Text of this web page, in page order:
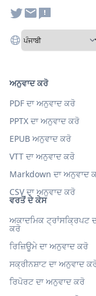
ਵਰਤੋਂ ਦੇ ਕੇਸ
ਅਕਾਦਮਿਕ ਟ੍ਰਾਂਸਕ੍ਰਿਪਟ
ਕਰੋ
ਰਿਜ਼ਿਊਮੇ ਦਾ ਅਨੁਵਾਦ ਕਰੋ
ਸਕ੍ਰੀਨਸ਼ਾਟ ਦਾ ਅਨੁਵਾਦ
ਰਿਪੋਰਟ ਦਾ ਅਨੁਵਾਦ ਕਰੋ
ਅਨੁਵਾਦ ਕਰੋ
PDF ਦਾ ਅਨੁਵਾਦ ਕਰੋ
PPTX ਦਾ ਅਨੁਵਾਦ ਕਰੋ
EPUB ਅਨੁਵਾਦ ਕਰੋ
VTT ਦਾ ਅਨੁਵਾਦ ਕਰੋ
Markdown ਦਾ ਅਨੁਵਾਦ
CSV ਦਾ ਅਨੁਵਾਦ ਕਰੋ